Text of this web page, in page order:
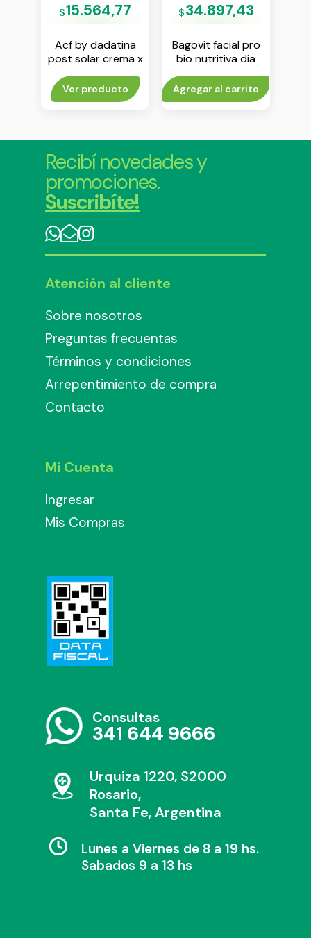
$15.564,77
Acf by dadatina
post solar crema x
200 g
Ver producto
$34.897,43
Bagovit facial pro
bio nutritiva dia
crema x 55 g
Agregar al carrito
Recibí novedades y
promociones.
Suscribíte!
Atención al cliente
Sobre nosotros
Preguntas frecuentas
Términos y condiciones
Arrepentimiento de compra
Contacto
Mi Cuenta
Ingresar
Mis Compras
Consultas
341 644 9666
Urquiza 1220, S2000
Rosario,
Santa Fe, Argentina
Lunes a Viernes de 8 a 19 hs.
Sabados 9 a 13 hs